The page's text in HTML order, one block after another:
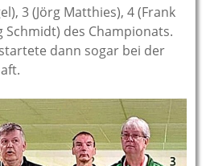
3 (Jörg Matthies), 4 (Frank
Schmidt) des Championats.
dann sogar bei der